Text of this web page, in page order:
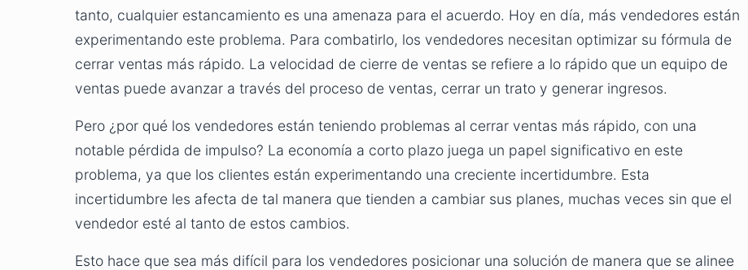
tanto, cualquier estancamiento es una amenaza para el acuerdo. Hoy en día, más vendedores están
experimentando este problema. Para combatirlo, los vendedores necesitan optimizar su fórmula de
cerrar ventas más rápido. La velocidad de cierre de ventas se refiere a lo rápido que un equipo de
ventas puede avanzar a través del proceso de ventas, cerrar un trato y generar ingresos.
Pero ¿por qué los vendedores están teniendo problemas al cerrar ventas más rápido, con una
notable pérdida de impulso? La economía a corto plazo juega un papel significativo en este
problema, ya que los clientes están experimentando una creciente incertidumbre. Esta
incertidumbre les afecta de tal manera que tienden a cambiar sus planes, muchas veces sin que el
vendedor esté al tanto de estos cambios.
Esto hace que sea más difícil para los vendedores posicionar una solución de manera que se alinee